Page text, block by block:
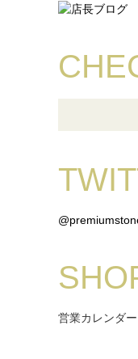
営業カレンダー